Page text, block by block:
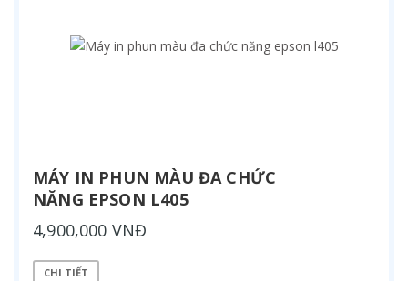
MÁY IN PHUN MÀU ĐA CHỨC
NĂNG EPSON L405
4,900,000 VNĐ
CHI TIẾT